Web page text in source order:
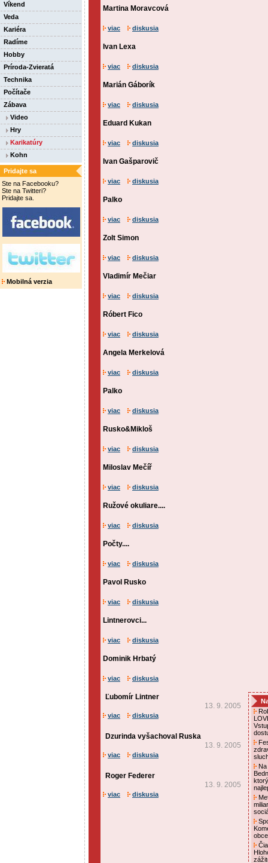
Víkend
Veda
Kariéra
Radíme
Hobby
Príroda-Zvieratá
Technika
Počítače
Zábava
Video
Hry
Karikatúry
Kohn
Pridajte sa
Ste na Facebooku?
Ste na Twitteri?
Pridajte sa.
Mobilná verzia
Martina Moravcová
viac diskusia
Ivan Lexa
viac diskusia
Marián Gáborík
viac diskusia
Eduard Kukan
viac diskusia
Ivan Gašparovič
viac diskusia
Palko
viac diskusia
Zolt Simon
viac diskusia
Vladimír Mečiar
viac diskusia
Róbert Fico
viac diskusia
Angela Merkelová
viac diskusia
Palko
viac diskusia
Rusko&Mikloš
viac diskusia
Miloslav Mečíř
viac diskusia
Ružové okuliare....
viac diskusia
Počty....
viac diskusia
Pavol Rusko
viac diskusia
Lintnerovci...
viac diskusia
Dominik Hrbatý
viac diskusia
Ľubomír Lintner
13. 9. 2005
viac diskusia
Dzurinda vyšachoval Ruska
13. 9. 2005
viac diskusia
Roger Federer
13. 9. 2005
viac diskusia